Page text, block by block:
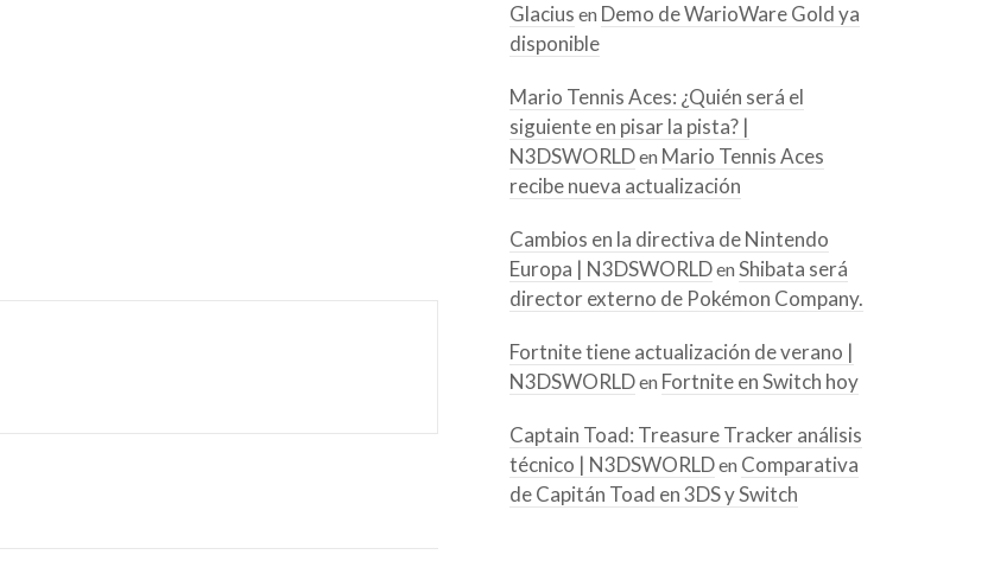
Glacius en Demo de WarioWare Gold ya
disponible
Mario Tennis Aces: ¿Quién será el
siguiente en pisar la pista? |
N3DSWORLDen Mario Tennis Aces
recibe nueva actualización
Cambios en la directiva de Nintendo
Europa | N3DSWORLDen Shibata será
director externo de Pokémon Company.
Fortnite tiene actualización de verano |
N3DSWORLDen Fortnite en Switch hoy
Captain Toad: Treasure Tracker análisis
técnico | N3DSWORLDen Comparativa
de Capitán Toad en 3DS y Switch